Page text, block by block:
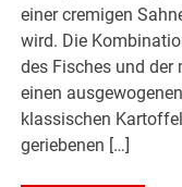
einer cremigen
wird. Die
des Fisches und der
einen
klassischen
geriebenen […]